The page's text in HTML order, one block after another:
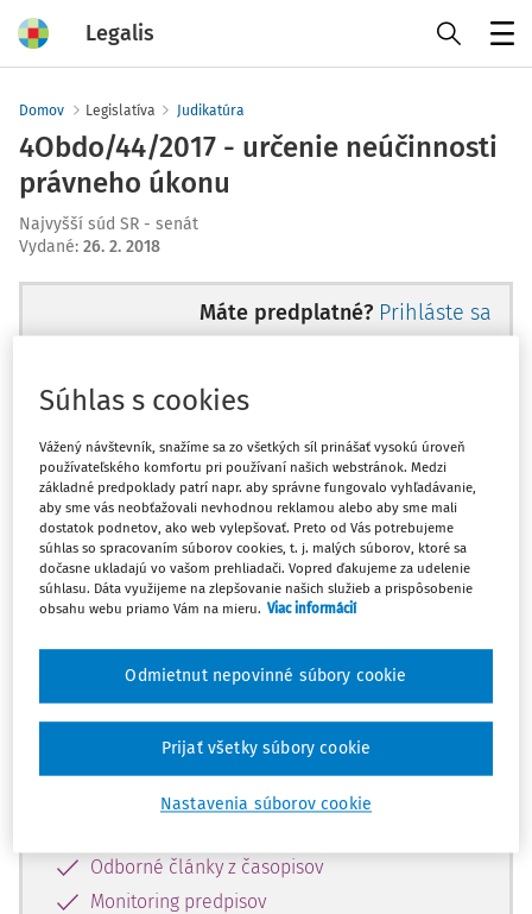
Legalis
Domov Legislatíva Judikatúra
4Obdo/44/2017 - určenie neúčinnosti
právneho úkonu
Najvyšší súd SR - senát
Vydané: 26. 2. 2018
Máte predplatné? Prihláste sa
Ups, zatiaľ ste si prečítali len
začiatok...
Celý odborný obsah z tejto oblasti je
dostupný predplatiteľom portálu.
Odomknite si prístup k odbornému
obsahu a získajte prístup na 10 dní
zdarma, stačí sa len zaregistrovať.
Vďaka registrácii získate prístup aj k
vybranému obsahu:
Odborné články z časopisov
Monitoring predpisov
Súhlas s cookies
Vážený návštevník, snažíme sa zo všetkých síl prinášať vysokú úroveň
používateľského komfortu pri používaní našich webstránok. Medzi
základné predpoklady patrí napr. aby správne fungovalo vyhľadávanie,
aby sme vás neobťažovali nevhodnou reklamou alebo aby sme mali
dostatok podnetov, ako web vylepšovať. Preto od Vás potrebujeme
súhlas so spracovaním súborov cookies, t. j. malých súborov, ktoré sa
dočasne ukladajú vo vašom prehliadači. Vopred ďakujeme za udelenie
súhlasu. Dáta využijeme na zlepšovanie našich služieb a prispôsobenie
obsahu webu priamo Vám na mieru. Viac informácií
Nastavenia súborov cookie
Odmietnut nepovinné súbory cookie
Prijať všetky súbory cookie